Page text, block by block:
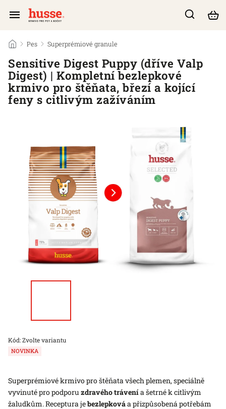
/ Pes / Superprémiové granule
Sensitive Digest Puppy (dříve Valp
Digest) | Kompletní bezlepkové
krmivo pro štěňata, březí a kojící
feny s citlivým zažíváním
Kód:Zvolte variantu
Superprémiové krmivo pro štěňata všech plemen, speciálně
vyvinuté pro podporu zdravého trávenía šetrné k citlivým
žaludkům. Receptura jebezlepkováa přizpůsobená potřebám
NOVINKA